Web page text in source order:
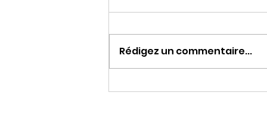
Clôture du concours
Rédigez un commentaire...